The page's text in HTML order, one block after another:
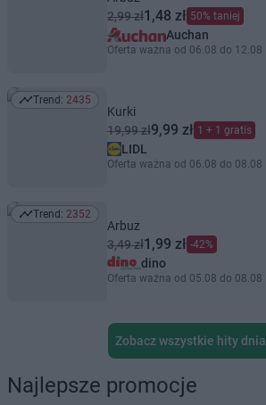
2,99 zł1,48 zł 50% taniej
Auchan
Oferta ważna od 06.08 do 12.08
Trend: 2435
Trend: 2435
Kurki
19,99 zł9,99 zł 1 + 1 gratis
LIDL
Oferta ważna od 06.08 do 08.08
Trend: 2352
Trend: 2352
Arbuz
3,49 zł1,99 zł -42%
dino
Oferta ważna od 05.08 do 08.08
Zobacz wszystkie hity dnia
Najlepsze promocje